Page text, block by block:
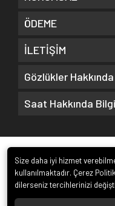
ÖDEME
İLETİŞİM
Gözlükler
Saat Hakkında
Size daha iyi hizmet
kullanılmaktadır. Çerez
dilerseniz tercihlerinizi